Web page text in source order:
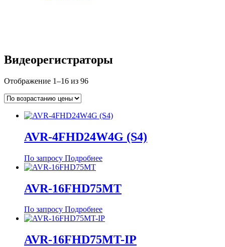
Видеорегистраторы
Отображение 1–16 из 96Цены:
AVR-4FHD24W4G (S4)
По запросу Подробнее
AVR-16FHD75MT
По запросу Подробнее
AVR-16FHD75MT-IP